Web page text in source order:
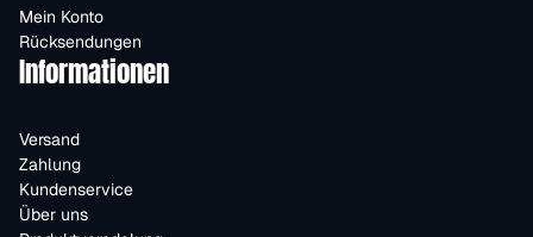
Mein Konto
Rücksendungen
Informationen
Versand
Zahlung
Kundenservice
Über uns